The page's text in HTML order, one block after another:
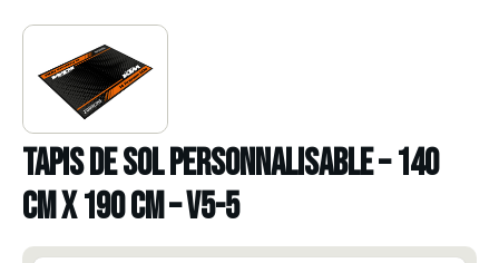
TAPIS DE SOL PERSONNALISABLE – 140
CM X 190 CM – V5-5